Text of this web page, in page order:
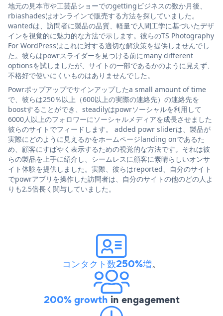
地元の見本市や工芸品ショーでのgettingビジネスの数か月後、
rbiashadesはオンラインで販売する方法を探していました。
wantedは、訪問者に製品の品質、軽量で人間工学に基づいたデザ
インを視覚的に魅力的な方法で示します。彼らのTS Photography
For WordPressはこれに対する適切な解決策を提供しませんでし
た。彼らはpowrスライダーを見つける前にmany different
optionsを試しましたが、サイトの一部であるかのように見えず、
不格好で使いにくいものはありませんでした。
Powrポップアップでサインアップしたa small amount of time
で、彼らは250％以上（600以上の実際の連絡先）の連絡先を
boostすることができ、steadilyはpowrソーシャルを利用して
6000人以上のフォロワーにソーシャルメディアを成長させました
彼らのサイトでフィードします。 added powr sliderは、製品が
実際にどのように見えるかをホームページlanding onであるた
め、顧客にすばやく表示するための視覚的な方法です。それは彼
らの製品を上手に紹介し、シームレスに顧客に素晴らしいオンサ
イト体験を提供しました。実際、彼らはreported、自分のサイト
でpowrアプリを操作した訪問者は、自分のサイトの他のどの人よ
りも2.5倍長く関与していました。
コンタクト数250%増。
200% growth in engagement